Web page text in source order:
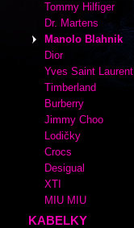
Tommy Hilfiger
Dr. Martens
Manolo Blahnik
Dior
Yves Saint Laurent
Timberland
Burberry
Jimmy Choo
Lodičky
Crocs
Desigual
XTI
MIU MIU
KABELKY